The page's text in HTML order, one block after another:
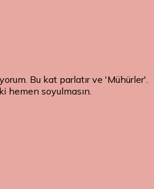
Bu kat parlatır ve 'Mühürler'.
hemen soyulmasın.